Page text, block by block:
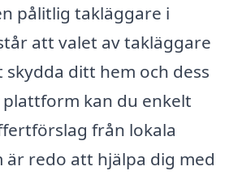
pålitlig takläggare i
att valet av takläggare
ditt hem och dess
kan du enkelt
från lokala
är redo att hjälpa dig med